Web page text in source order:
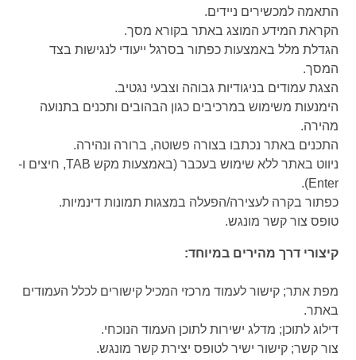
התאמה למכשירים ניידים.
הקראת המידע המוצג באתר בקורא מסך.
הגדלת מלל באמצעות כפתור בסרגל ייעודי לנגישות בצד
המסך.
הצגת עמודים בניגודיות גבוהה וצבעי נגטיב.
הימנעות משימוש במרכיבים כגון הבהובים ותכנים בתנועה
מהירה.
התכנים באתר נכתבו בצורה פשוטה, ברורה ונהירה.
ניווט באתר ללא שימוש בעכבר (באמצעות מקש TAB, חיצים ו-
Enter).
כפתור בקרה לעצירה/הפעלה במצגות תמונות דינמיות.
טופס צור קשר מונגש.
קיצורי דרך מהירים במיוחד:
מפת אתר; קישור לעמוד מרכזי המכיל קישורים לכלל העמודים
באתר.
דילוג לתוכן; מדלג ישירות לתוכן העמוד הנוכחי.
צור קשר; קישור ישיר לטופס יצירת קשר מונגש.